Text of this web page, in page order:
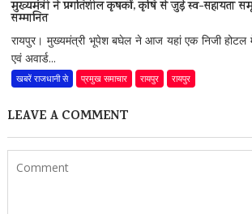
मुख्यमंत्री ने प्रगतिशील कृषकों, कृषि से जुड़े स्व-सहायता
सम्मानित
रायपुर। मुख्यमंत्री भूपेश बघेल ने आज यहां एक निजी होटल
एवं अवार्ड...
खबरें राजधानी से प्रमुख समाचार रायपुर रायपुर
LEAVE A COMMENT